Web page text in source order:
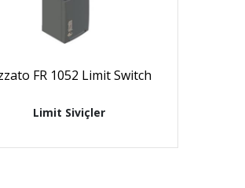
FR 1052 Limit Switch
Limit Siviçler